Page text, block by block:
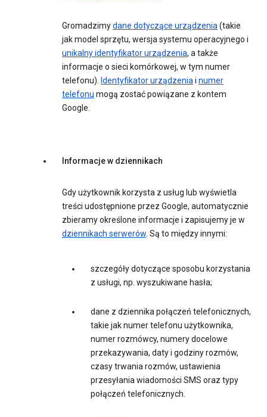
Gromadzimydane dotyczące urządzenia(takie
jak model sprzętu, wersja systemu operacyjnego i
unikalny identyfikator urządzenia, a także
informacje o sieci komórkowej, w tym numer
telefonu). Identyfikator urządzeniai numer
telefonu mogą zostać powiązane z kontem
Google.
Informacje w dziennikach
Gdy użytkownik korzysta z usług lub wyświetla
treści udostępnione przez Google, automatycznie
zbieramy określone informacje i zapisujemy je w
dziennikach serwerów. Są to między innymi:
szczegóły dotyczące sposobu korzystania
z usługi, np. wyszukiwane hasła;
dane z dziennika połączeń telefonicznych,
takie jak numer telefonu użytkownika,
numer rozmówcy, numery docelowe
przekazywania, daty i godziny rozmów,
czasy trwania rozmów, ustawienia
przesyłania wiadomości SMS oraz typy
połączeń telefonicznych.